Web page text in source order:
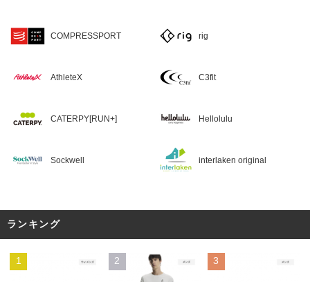
COMPRESSPORT rig
AthleteX C3fit
CATERPY[RUN+] Hellolulu
Sockwell interlaken original
ランキング
1 2 3